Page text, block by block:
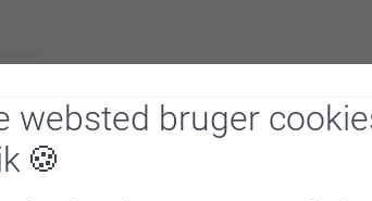
websted bruger